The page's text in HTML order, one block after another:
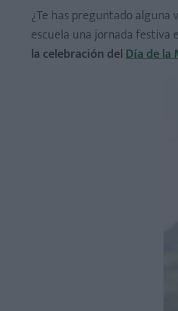
¿Te has preguntado alguna
escuela una jornada festiva
la celebración delDía de la